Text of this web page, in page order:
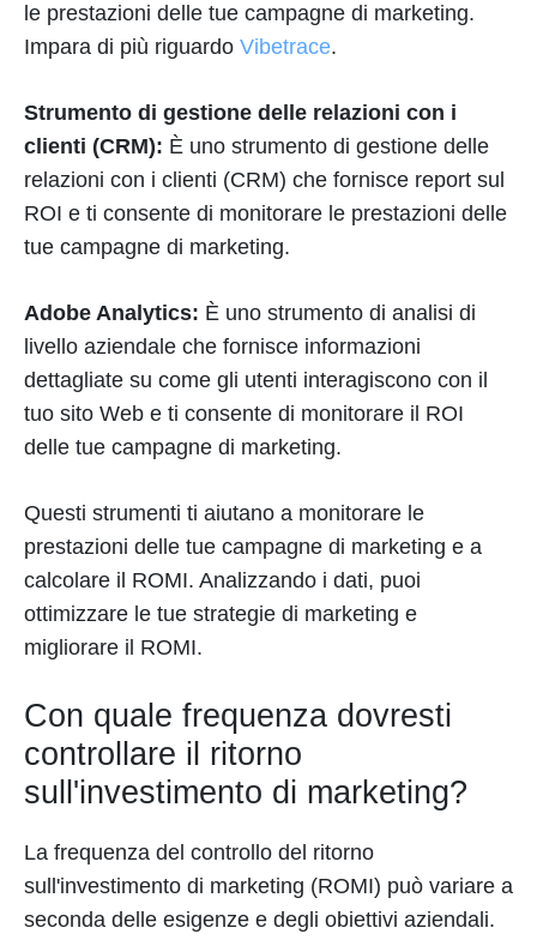
le prestazioni delle tue campagne di marketing.
Impara di più riguardo Vibetrace.
Strumento di gestione delle relazioni con i
clienti (CRM): È uno strumento di gestione delle
relazioni con i clienti (CRM) che fornisce report sul
ROI e ti consente di monitorare le prestazioni delle
tue campagne di marketing.
Adobe Analytics: È uno strumento di analisi di
livello aziendale che fornisce informazioni
dettagliate su come gli utenti interagiscono con il
tuo sito Web e ti consente di monitorare il ROI
delle tue campagne di marketing.
Questi strumenti ti aiutano a monitorare le
prestazioni delle tue campagne di marketing e a
calcolare il ROMI. Analizzando i dati, puoi
ottimizzare le tue strategie di marketing e
migliorare il ROMI.
Con quale frequenza dovresti
controllare il ritorno
sull'investimento di marketing?
La frequenza del controllo del ritorno
sull'investimento di marketing (ROMI) può variare a
seconda delle esigenze e degli obiettivi aziendali.